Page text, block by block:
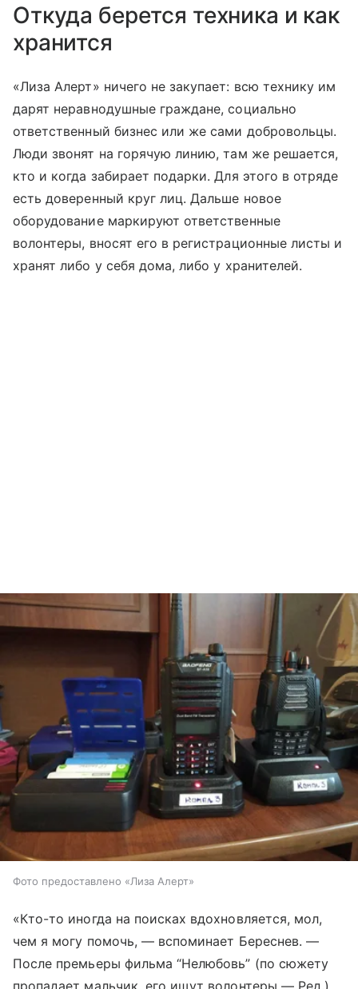
Откуда берется техника и как
хранится
«Лиза Алерт» ничего не закупает: всю технику им
дарят неравнодушные граждане, социально
ответственный бизнес или же сами добровольцы.
Люди звонят на горячую линию, там же решается,
кто и когда забирает подарки. Для этого в отряде
есть доверенный круг лиц. Дальше новое
оборудование маркируют ответственные
волонтеры, вносят его в регистрационные листы и
хранят либо у себя дома, либо у хранителей.
Фото предоставлено «Лиза Алерт»
«Кто-то иногда на поисках вдохновляется, мол,
чем я могу помочь, — вспоминает Береснев. —
После премьеры фильма “Нелюбовь” (по сюжету